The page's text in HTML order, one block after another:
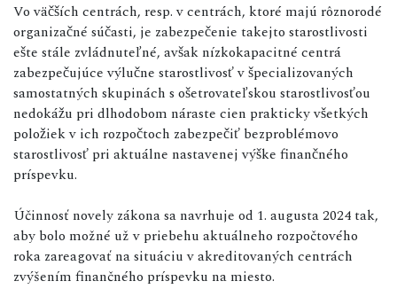
Vo väčších centrách, resp. v centrách, ktoré majú rôznorodé
organizačné súčasti, je zabezpečenie takejto starostlivosti
ešte stále zvládnuteľné, avšak nízkokapacitné centrá
zabezpečujúce výlučne starostlivosť v špecializovaných
samostatných skupinách s ošetrovateľskou starostlivosťou
nedokážu pri dlhodobom náraste cien prakticky všetkých
položiek v ich rozpočtoch zabezpečiť bezproblémovo
starostlivosť pri aktuálne nastavenej výške finančného
príspevku.
Účinnosť novely zákona sa navrhuje od 1. augusta 2024 tak,
aby bolo možné už v priebehu aktuálneho rozpočtového
roka zareagovať na situáciu v akreditovaných centrách
zvýšením finančného príspevku na miesto.